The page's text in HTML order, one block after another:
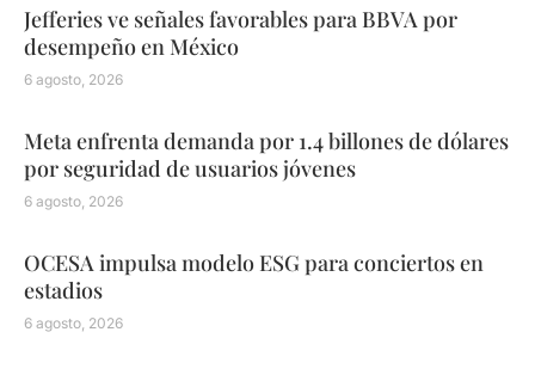
Jefferies ve señales favorables para BBVA por
desempeño en México
6 agosto, 2026
Meta enfrenta demanda por 1.4 billones de dólares
por seguridad de usuarios jóvenes
6 agosto, 2026
OCESA impulsa modelo ESG para conciertos en
estadios
6 agosto, 2026